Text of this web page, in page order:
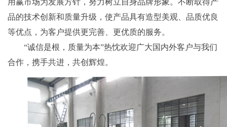
用赢市场为发展方针，努力树立自身品牌形象。不断取得产
品的技术创新和质量升级，使产品具有造型美观、品质优良
等优点，为客户提供更完善、更优质的服务。
“诚信是根，质量为本”热忱欢迎广大国内外客户与我们
合作，携手共进，共创辉煌。